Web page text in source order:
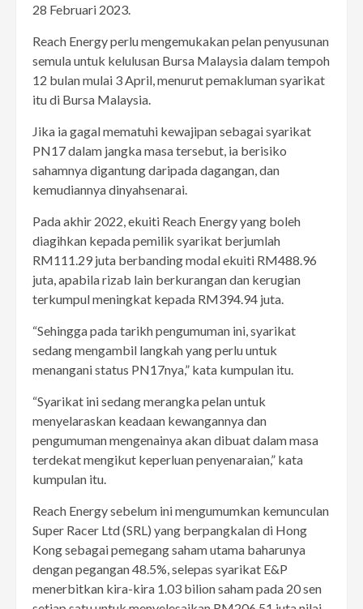
28 Februari 2023.
Reach Energy perlu mengemukakan pelan penyusunan
semula untuk kelulusan Bursa Malaysia dalam tempoh
12 bulan mulai 3 April, menurut pemakluman syarikat
itu di Bursa Malaysia.
Jika ia gagal mematuhi kewajipan sebagai syarikat
PN17 dalam jangka masa tersebut, ia berisiko
sahamnya digantung daripada dagangan, dan
kemudiannya dinyahsenarai.
Pada akhir 2022, ekuiti Reach Energy yang boleh
diagihkan kepada pemilik syarikat berjumlah
RM111.29 juta berbanding modal ekuiti RM488.96
juta, apabila rizab lain berkurangan dan kerugian
terkumpul meningkat kepada RM394.94 juta.
“Sehingga pada tarikh pengumuman ini, syarikat
sedang mengambil langkah yang perlu untuk
menangani status PN17nya,” kata kumpulan itu.
“Syarikat ini sedang merangka pelan untuk
menyelaraskan keadaan kewangannya dan
pengumuman mengenainya akan dibuat dalam masa
terdekat mengikut keperluan penyenaraian,” kata
kumpulan itu.
Reach Energy sebelum ini mengumumkan kemunculan
Super Racer Ltd (SRL) yang berpangkalan di Hong
Kong sebagai pemegang saham utama baharunya
dengan pegangan 48.5%, selepas syarikat E&P
menerbitkan kira-kira 1.03 bilion saham pada 20 sen